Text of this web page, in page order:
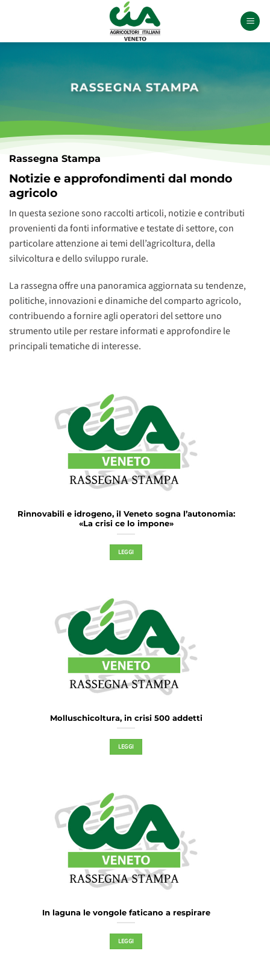
RASSEGNA STAMPA
Rassegna Stampa
Notizie e approfondimenti dal mondo
agricolo
In questa sezione sono raccolti articoli, notizie e contributi
provenienti da fonti informative e testate di settore, con
particolare attenzione ai temi dell’agricoltura, della
silvicoltura e dello sviluppo rurale.
La rassegna offre una panoramica aggiornata su tendenze,
politiche, innovazioni e dinamiche del comparto agricolo,
contribuendo a fornire agli operatori del settore uno
strumento utile per restare informati e approfondire le
principali tematiche di interesse.
Rinnovabili e idrogeno, il Veneto sogna l’autonomia:
«La crisi ce lo impone»
LEGGI
Molluschicoltura, in crisi 500 addetti
LEGGI
In laguna le vongole faticano a respirare
LEGGI